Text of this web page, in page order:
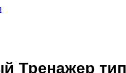
Тренажер